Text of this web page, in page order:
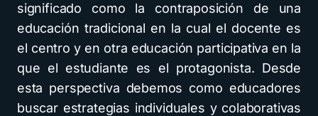
significado como la contraposición de una
educación tradicional en la cual el docente es
el centro y en otra educación participativa en la
que el estudiante es el protagonista. Desde
esta perspectiva debemos como educadores
buscar estrategias individuales y colaborativas